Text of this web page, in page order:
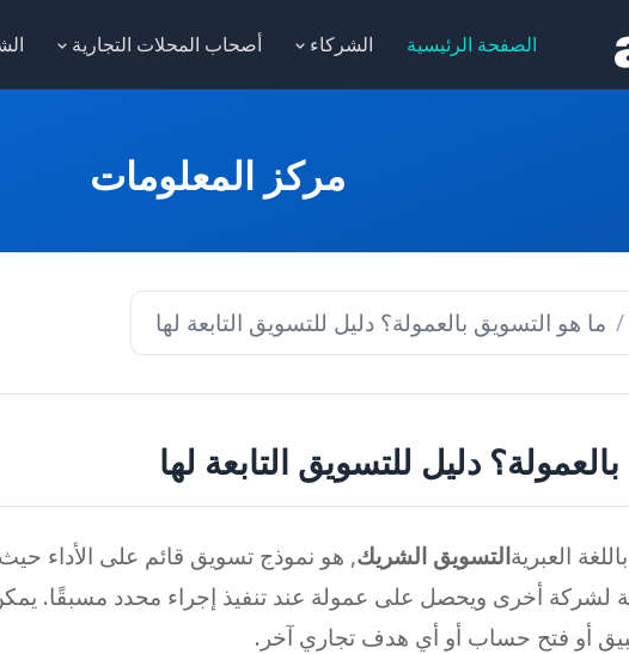
الصفحة الرئيسية الشركاء أصحاب المحلات التجارية
مركز المعلومات
ما هو التسويق بالعمولة؟ دليل للتسويق التابعة لها
دليل للتسويق التابعة لها
العبريةالتسويق الشريك, هو نموذج تسويق قائم على الأداء
لشركة أخرى ويحصل على عمولة عند تنفيذ إجراء محدد مسبقًا.
أو فتح حساب أو أي هدف تجاري آخر.